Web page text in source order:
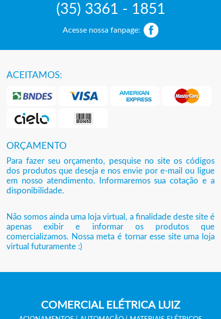
(35) 3361 - 1851
Acesse nossa fanpage:
ACEITAMOS:
ORÇAMENTO
Para fazer seu orçamento, pesquise no site os códigos
dos produtos que deseja e nos envie por e-mail ou ligue
em nosso atendimento. Informaremos sua cotação e a
disponibilidade.
Não somos ainda uma loja virtual, a finalidade deste site é
apenas exibir e informar os produtos que
comercializamos. Nossa meta é tornar esse site uma loja
virtual futuramente :)
COMERCIAL ELÉTRICA LUIZ